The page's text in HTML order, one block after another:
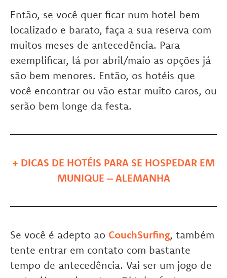
Então, se você quer ficar num hotel bem
localizado e barato, faça a sua reserva com
muitos meses de antecedência. Para
exemplificar, lá por abril/maio as opções já
são bem menores. Então, os hotéis que
você encontrar ou vão estar muito caros, ou
serão bem longe da festa.
+ DICAS DE HOTÉIS PARA SE HOSPEDAR EM
MUNIQUE – ALEMANHA
Se você é adepto ao CouchSurfing, também
tente entrar em contato com bastante
tempo de antecedência. Vai ser um jogo de